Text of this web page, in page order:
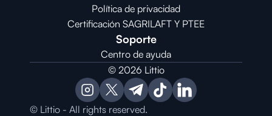
Política de privacidad
Certificación SAGRILAFT Y PTEE
Soporte
Centro de ayuda
© 2026 Littio
© Littio - All rights reserved.